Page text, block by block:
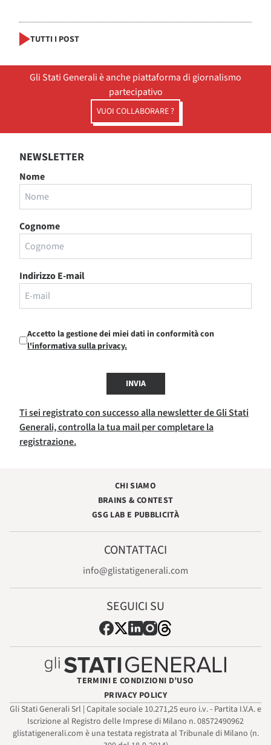
TUTTI I POST
Gli Stati Generali è anche piattaforma di giornalismo
partecipativo
VUOI COLLABORARE ?
NEWSLETTER
Nome
Cognome
Indirizzo E-mail
Accetto la gestione dei miei dati in conformità con
l'informativa sulla privacy.
INVIA
Ti sei registrato con successo alla newsletter de Gli Stati
Generali, controlla la tua mail per completare la
registrazione.
CHI SIAMO
BRAINS & CONTEST
GSG LAB E PUBBLICITÀ
CONTATTACI
info@glistatigenerali.com
SEGUICI SU
TERMINI E CONDIZIONI D’USO
PRIVACY POLICY
Gli Stati Generali Srl | Capitale sociale 10.271,25 euro i.v. - Partita I.V.A. e
Iscrizione al Registro delle Imprese di Milano n. 08572490962
glistatigenerali.com è una testata registrata al Tribunale di Milano (n.